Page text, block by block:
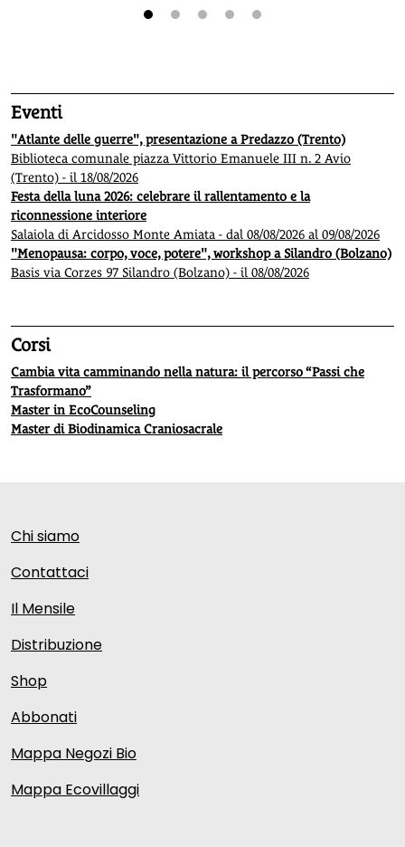
Eventi
"Atlante delle guerre", presentazione a Predazzo (Trento)
Biblioteca comunale piazza Vittorio Emanuele III n. 2 Avio
(Trento) - il 18/08/2026
Festa della luna 2026: celebrare il rallentamento e la
riconnessione interiore
Salaiola di Arcidosso Monte Amiata - dal 08/08/2026 al 09/08/2026
"Menopausa: corpo, voce, potere", workshop a Silandro (Bolzano)
Basis via Corzes 97 Silandro (Bolzano) - il 08/08/2026
Corsi
Cambia vita camminando nella natura: il percorso “Passi che
Trasformano”
Master in EcoCounseling
Master di Biodinamica Craniosacrale
Chi siamo
Contattaci
Il Mensile
Distribuzione
Shop
Abbonati
Mappa Negozi Bio
Mappa Ecovillaggi